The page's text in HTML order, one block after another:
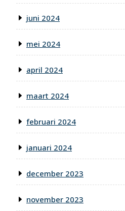
juni 2024
mei 2024
april 2024
maart 2024
februari 2024
januari 2024
december 2023
november 2023